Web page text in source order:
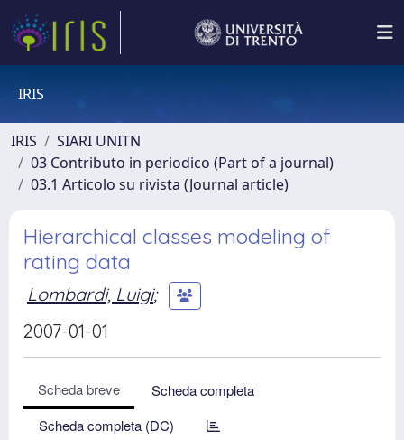
IRIS
IRIS
SIARI UNITN
03 Contributo in periodico (Part of a journal)
03.1 Articolo su rivista (Journal article)
Hierarchical classes modeling of
rating data
Lombardi, Luigi;
2007-01-01
Scheda breve
Scheda completa
Scheda completa (DC)